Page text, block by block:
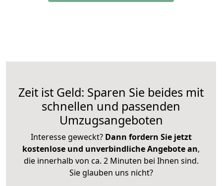
Zeit ist Geld: Sparen Sie beides mit
schnellen und passenden
Umzugsangeboten
Interesse geweckt? Dann fordern Sie jetzt
kostenlose und unverbindliche Angebote an,
die innerhalb von ca. 2 Minuten bei Ihnen sind.
Sie glauben uns nicht?